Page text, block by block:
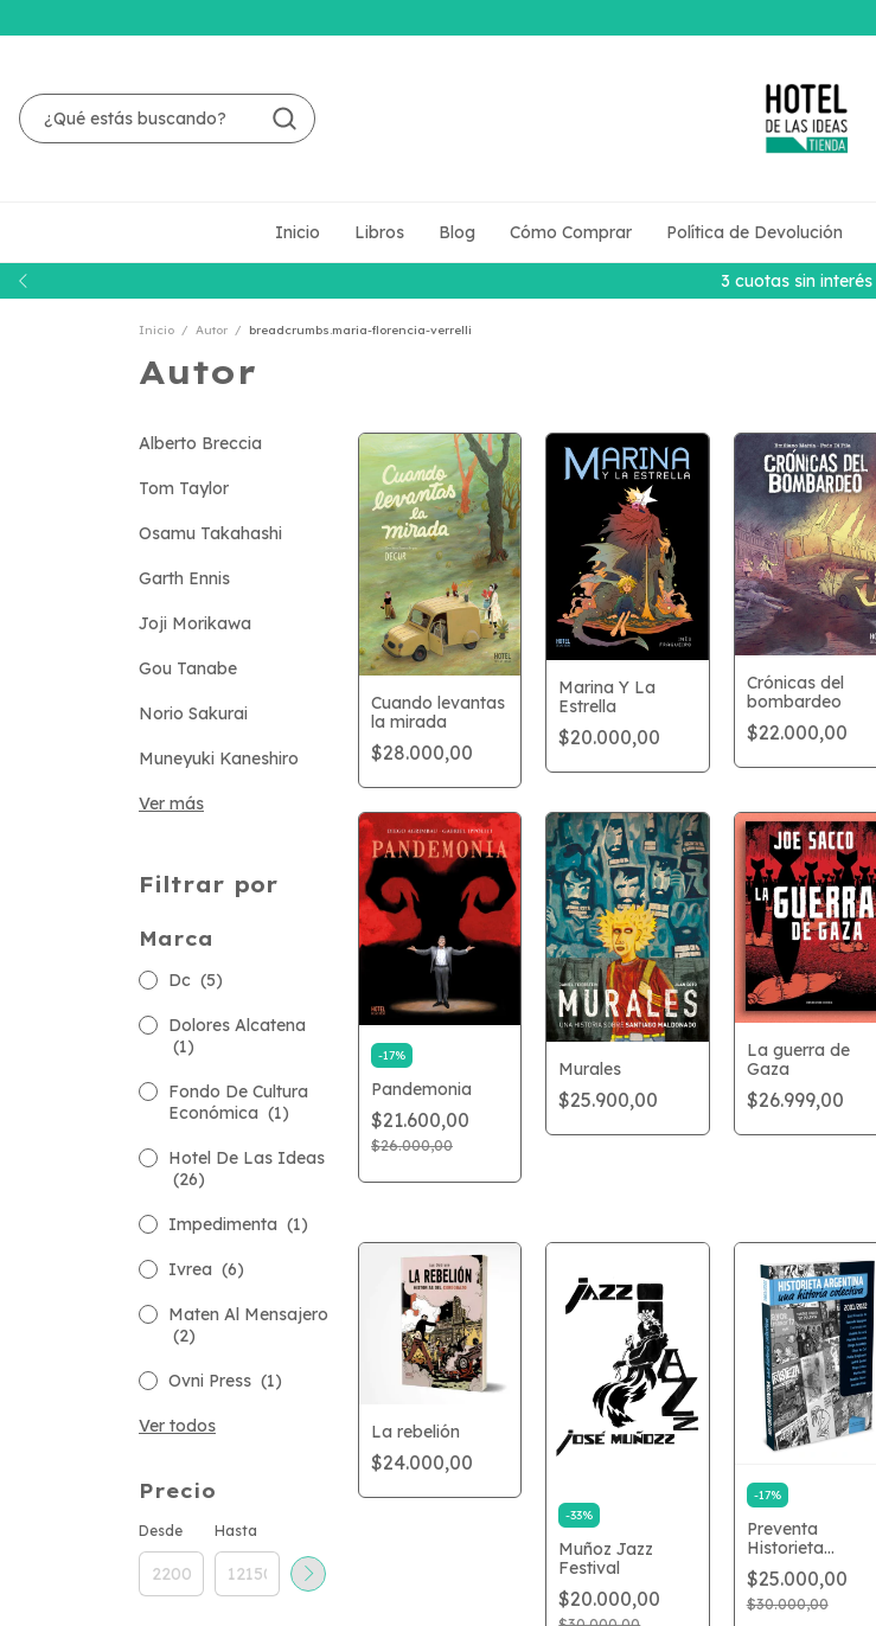
3 cuotas sin interés
Inicio Libros Blog Cómo Comprar Política de Devolución
Inicio / Autor / breadcrumbs.maria-florencia-verrelli
Autor
Alberto Breccia
Tom Taylor
Osamu Takahashi
Garth Ennis
Joji Morikawa
Gou Tanabe
Norio Sakurai
Muneyuki Kaneshiro
Ver más
Filtrar por
Marca
Dc (5)
Dolores Alcatena
(1)
Fondo De Cultura
Económica (1)
Hotel De Las Ideas
(26)
Impedimenta (1)
Ivrea (6)
Maten Al Mensajero
(2)
Ovni Press (1)
Ver todos
Precio
Desde Hasta
Cuando levantas
la mirada
$28.000,00
Marina Y La
Estrella
$20.000,00
Crónicas del
bombardeo
$22.000,00
-17%
Pandemonia
$21.600,00
$26.000,00
Murales
$25.900,00
La guerra de
Gaza
$26.999,00
La rebelión
$24.000,00
-33%
Muñoz Jazz
Festival
$20.000,00
-17%
Preventa
Historieta
Argentina: Una
Historia
Colectiva
$25.000,00
$30.000,00